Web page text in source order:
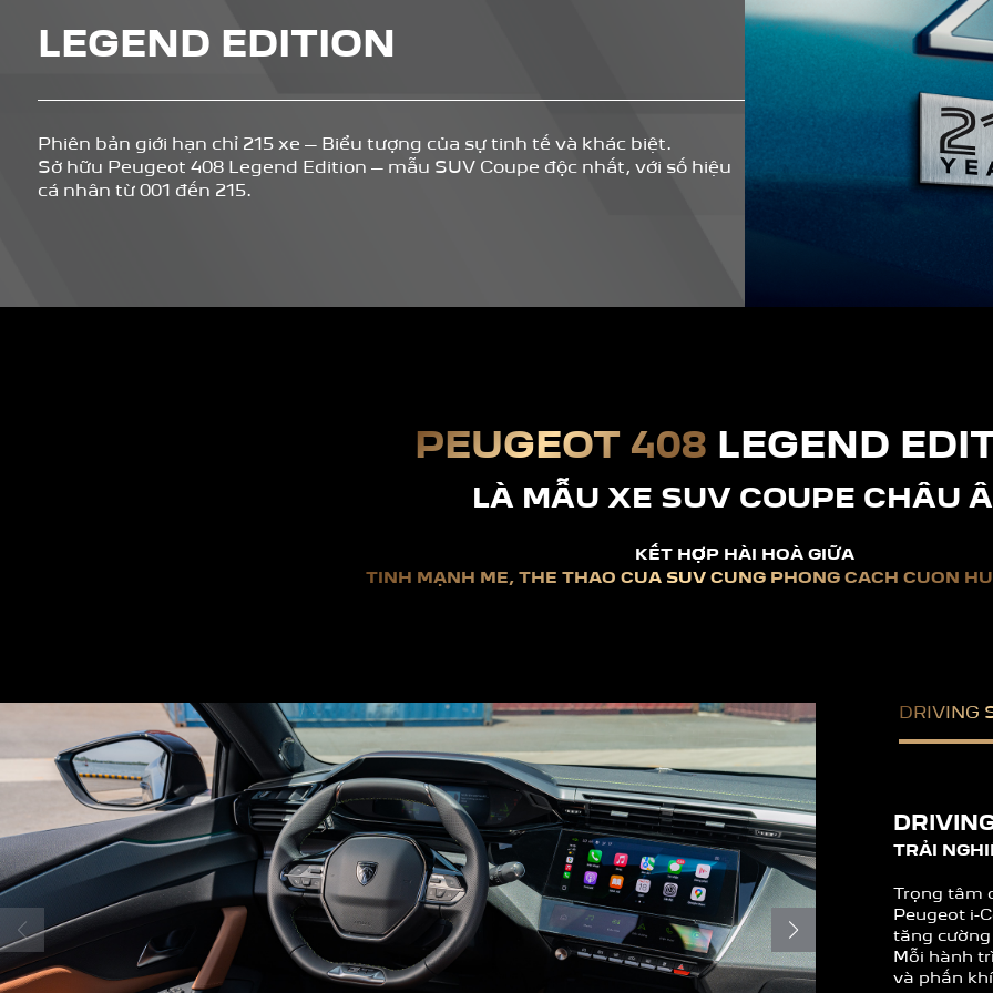
LEGEND EDITION
Phiên bản giới hạn chỉ 215 xe – Biểu tượng của sự tinh tế và khác biệt.
Sở hữu Peugeot 408 Legend Edition – mẫu SUV Coupe độc nhất, với số hiệu
cá nhân từ 001 đến 215. ​
PEUGEOT 408 LEGEND
LÀ MẪU XE SUV COUPE CHÂU
KẾT HỢP HÀI HOÀ GIỮA
TÍNH MẠNH MẼ, THỂ THAO CỦA SUVCÙNG PHONG CÁCH CUỐN
DRIVING
TRẢI
Trọng tâm
Peugeot i-
tăng
Mỗi hành
và phấn